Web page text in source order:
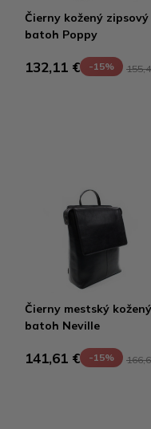
Čierny kožený zipsový
batoh Poppy
132,11 € -15%
Čierny mestský kožený
batoh Neville
141,61 € -15%